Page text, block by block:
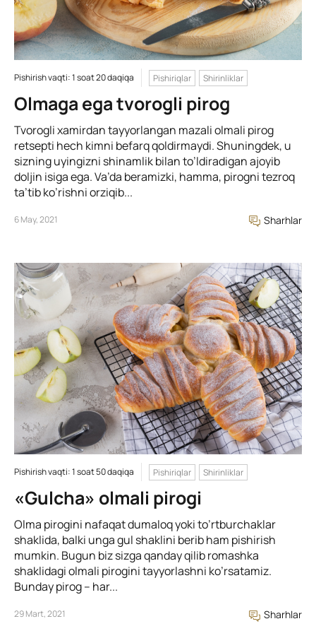
Pishirish vaqti: 1 soat 20 daqiqa Pishiriqlar Shirinliklar
Olmaga ega tvorogli pirog
Tvorogli xamirdan tayyorlangan mazali olmali pirog
retsepti hech kimni befarq qoldirmaydi. Shuningdek, u
sizning uyingizni shinamlik bilan to’ldiradigan ajoyib
doljin isiga ega. Va’da beramizki, hamma, pirogni tezroq
ta’tib ko’rishni orziqib...
6 May, 2021 Sharhlar
Pishirish vaqti: 1 soat 50 daqiqa Pishiriqlar Shirinliklar
«Gulcha» olmali pirogi
Olma pirogini nafaqat dumaloq yoki to’rtburchaklar
shaklida, balki unga gul shaklini berib ham pishirish
mumkin. Bugun biz sizga qanday qilib romashka
shaklidagi olmali pirogini tayyorlashni ko’rsatamiz.
Bunday pirog – har...
29 Mart, 2021 Sharhlar